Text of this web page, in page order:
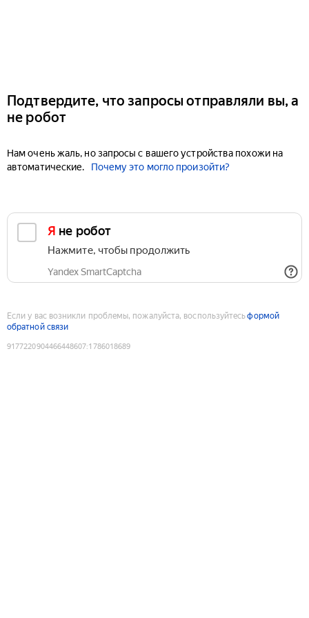
Подтвердите, что запросы отправляли вы, а
не робот
Нам очень жаль, но запросы с вашего устройства похожи на
автоматические.
Почему это могло произойти?
Я не робот
Нажмите, чтобы продолжить
Yandex SmartCaptcha
Если у вас возникли проблемы, пожалуйста, воспользуйтесьформой
обратной связи
9177220904466448607:1786018689